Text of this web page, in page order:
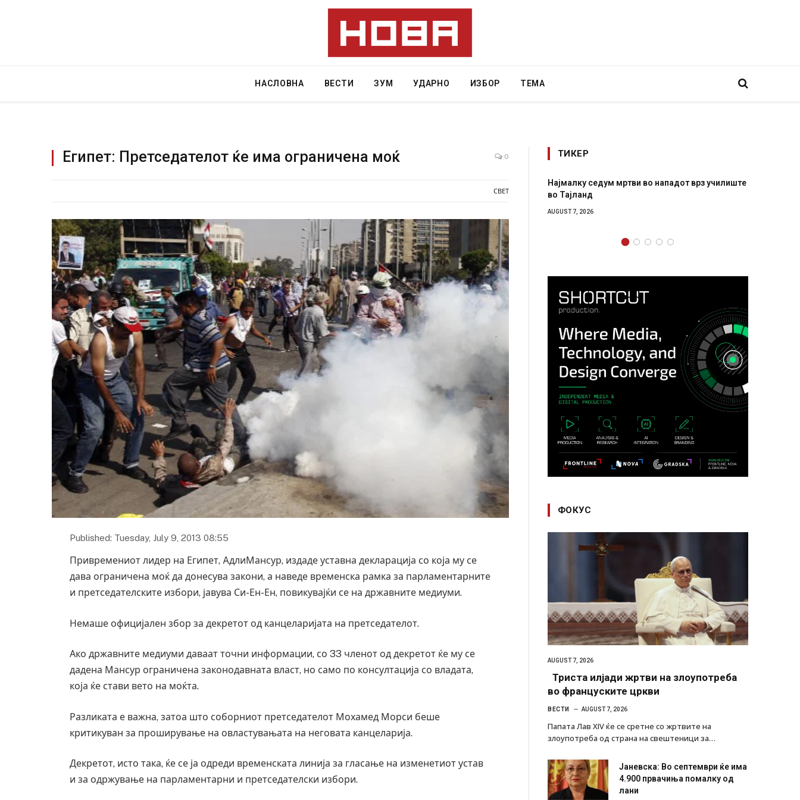
НАСЛОВНА ВЕСТИ ЗУМ УДАРНО ИЗБОР ТЕМА
Египет: Претседателот ќе има ограничена моќ 0
СВЕТ
Published: Tuesday, July 9, 2013 08:55
Привремениот лидер на Египет, AдлиМансур, издаде уставна декларација со која му се
дава ограничена моќ да донесува закони, а наведе временска рамка за парламентарните
и претседателските избори, јавува Си-Ен-Ен, повикувајќи се на државните медиуми.
Немаше официјален збор за декретот од канцеларијата на претседателот.
Ако државните медиуми даваат точни информации, со 33 членот од декретот ќе му се
дадена Мансур ограничена законодавната власт, но само по консултација со владата,
која ќе стави вето на моќта.
Разликата е важна, затоа што соборниот претседателот Мохамед Морси беше
критикуван за проширување на овластувањата на неговата канцеларија.
Декретот, исто така, ќе се ја одреди временската линија за гласање на изменетиот устав
и за одржување на парламентарни и претседателски избори.
ТИКЕР
AUGUST 2, 2026
Најмалку седум мртви во нападот врз училиште
СОЗИС: Украинците повеќе им
ФОКУС
AUGUST 7, 2026
Триста илјади жртви на злоупотреба
во француските цркви
ВЕСТИ AUGUST 7, 2026
Папата Лав XIV ќе се сретне со жртвите на
злоупотреба од страна на свештеници за…
Јаневска: Во септември ќе има
4.900 првачиња помалку од
лани